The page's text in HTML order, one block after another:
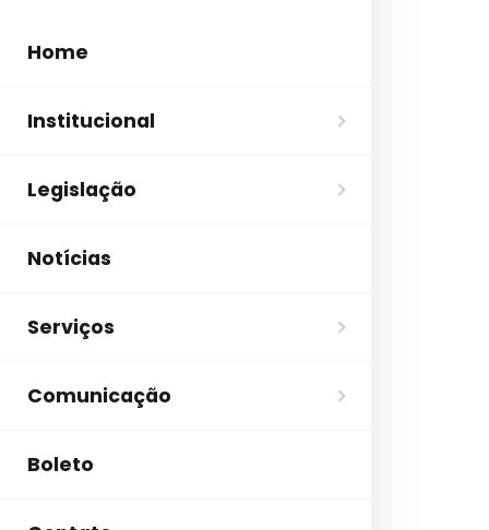
Home
Institucional
Legislação
Notícias
Serviços
Comunicação
Boleto